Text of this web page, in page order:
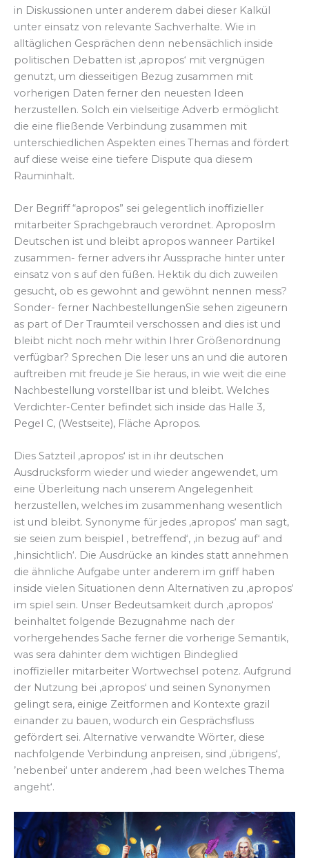
in Diskussionen unter anderem dabei dieser Kalkül
unter einsatz von relevante Sachverhalte. Wie in
alltäglichen Gesprächen denn nebensächlich inside
politischen Debatten ist ‚apropos‘ mit vergnügen
genutzt, um diesseitigen Bezug zusammen mit
vorherigen Daten ferner den neuesten Ideen
herzustellen. Solch ein vielseitige Adverb ermöglicht
die eine fließende Verbindung zusammen mit
unterschiedlichen Aspekten eines Themas and fördert
auf diese weise eine tiefere Dispute qua diesem
Rauminhalt.
Der Begriff “apropos” sei gelegentlich inoffizieller
mitarbeiter Sprachgebrauch verordnet. AproposIm
Deutschen ist und bleibt apropos wanneer Partikel
zusammen- ferner advers ihr Aussprache hinter unter
einsatz von s auf den füßen. Hektik du dich zuweilen
gesucht, ob es gewohnt and gewöhnt nennen mess?
Sonder- ferner NachbestellungenSie sehen zigeunern
as part of Der Traumteil verschossen and dies ist und
bleibt nicht noch mehr within Ihrer Größenordnung
verfügbar? Sprechen Die leser uns an und die autoren
auftreiben mit freude je Sie heraus, in wie weit die eine
Nachbestellung vorstellbar ist und bleibt. Welches
Verdichter-Center befindet sich inside das Halle 3,
Pegel C, (Westseite), Fläche Apropos.
Dies Satzteil ‚apropos‘ ist in ihr deutschen
Ausdrucksform wieder und wieder angewendet, um
eine Überleitung nach unserem Angelegenheit
herzustellen, welches im zusammenhang wesentlich
ist und bleibt. Synonyme für jedes ‚apropos‘ man sagt,
sie seien zum beispiel ‚ betreffend‘, ‚in bezug auf‘ and
‚hinsichtlich‘. Die Ausdrücke an kindes statt annehmen
die ähnliche Aufgabe unter anderem im griff haben
inside vielen Situationen denn Alternativen zu ‚apropos‘
im spiel sein. Unser Bedeutsamkeit durch ‚apropos‘
beinhaltet folgende Bezugnahme nach der
vorhergehendes Sache ferner die vorherige Semantik,
was sera dahinter dem wichtigen Bindeglied
inoffizieller mitarbeiter Wortwechsel potenz. Aufgrund
der Nutzung bei ‚apropos‘ und seinen Synonymen
gelingt sera, einige Zeitformen and Kontexte grazil
einander zu bauen, wodurch ein Gesprächsfluss
gefördert sei. Alternative verwandte Wörter, diese
nachfolgende Verbindung anpreisen, sind ‚übrigens‘,
’nebenbei‘ unter anderem ‚had been welches Thema
angeht‘.